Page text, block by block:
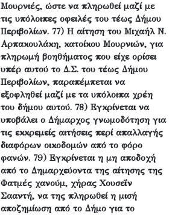
Μουρνιές, ώστε να πληρωθεί μαζί με
τις υπόλοιπες οφειλές του τέως Δήμου
Περιβολίων. 77) Η αίτηση του Μιχαήλ Ν.
Αρπακουλάκη, κατοίκου Μουρνιών, για
πληρωμή βοηθήματος που είχε ορίσει
υπέρ αυτού το Δ.Σ. του τέως Δήμου
Περιβολίων, παραπέμπεται να
εξοφληθεί μαζί με τα υπόλοιπα χρέη
του δήμου αυτού. 78) Εγκρίνεται να
υποβάλει ο Δήμαρχος γνωμοδότηση για
τις εκκρεμείς αιτήσεις περί απαλλαγής
διαφόρων οικοδομών από το φόρο
φανών. 79) Εγκρίνεται η μη αποδοχή
από το Δημαρχεύοντα της αίτησης της
Φατμές χανούμ, χήρας Χουσεΐν
Σααντή, να της πληρωθεί η μισή
αποζημίωση από το Δήμο για το